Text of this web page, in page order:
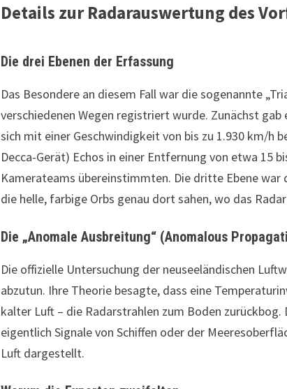
Details zur Radarauswertung des
Die drei Ebenen der Erfassung
Das Besondere an diesem Fall war die sogenannte
verschiedenen Wegen registriert wurde. Zunächst
sich mit einer Geschwindigkeit von bis zu 1.930 km/h
Decca-Gerät) Echos in einer Entfernung von etwa 15
Kamerateams übereinstimmten. Die dritte Ebene
die helle, farbige Orbs genau dort sahen, wo das
Die „Anomale Ausbreitung“ (Anomalous
Die offizielle Untersuchung der neuseeländischen
abzutun. Ihre Theorie besagte, dass eine
kalter Luft – die Radarstrahlen zum Boden
eigentlich Signale von Schiffen oder der
Luft dargestellt.